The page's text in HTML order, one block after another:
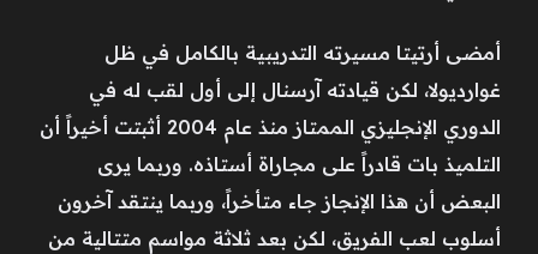
أمضى أرتيتا مسيرته التدريبية ‌بالكامل في ظل
غوارديولا، لكن قيادته آرسنال إلى أول لقب له في
الدوري الإنجليزي الممتاز منذ عام 2004 أثبتت أخيراً أن
التلميذ بات قادراً على مجاراة أستاذه. وربما يرى
البعض أن هذا الإنجاز جاء متأخراً، وربما ينتقد آخرون
أسلوب لعب الفريق، لكن بعد ثلاثة مواسم متتالية من